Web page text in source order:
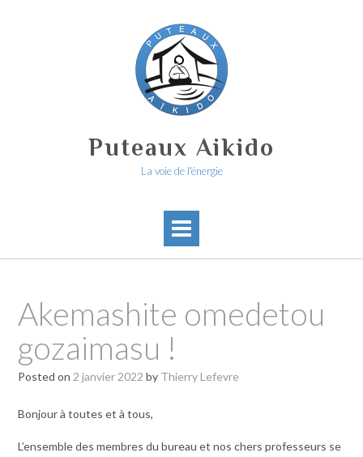
Puteaux Aikido
La voie de l'énergie
Akemashite omedetou
gozaimasu !
Posted on 2 janvier 2022 by Thierry Lefevre
Bonjour à toutes et à tous,
L’ensemble des membres du bureau et nos chers professeurs se